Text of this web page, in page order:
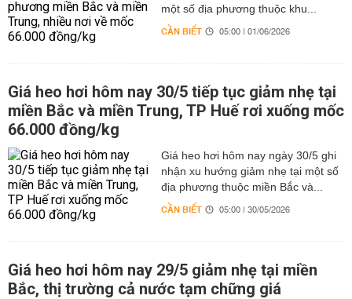
một số địa phương thuộc khu...
CẦN BIẾT 05:00 | 01/06/2026
Giá heo hơi hôm nay 30/5 tiếp tục giảm nhẹ tại
miền Bắc và miền Trung, TP Huế rơi xuống mốc
66.000 đồng/kg
Giá heo hơi hôm nay ngày 30/5 ghi
nhận xu hướng giảm nhẹ tại một số
địa phương thuộc miền Bắc và...
CẦN BIẾT 05:00 | 30/05/2026
Giá heo hơi hôm nay 29/5 giảm nhẹ tại miền
Bắc, thị trường cả nước tạm chững giá